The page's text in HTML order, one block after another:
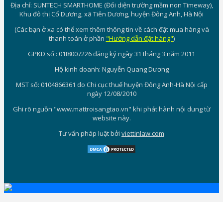
Địa chỉ: SUNTECH SMARTHOME (Đối diện trường mầm non Timeway),
Khu đô thị Cổ Dương, xã Tiên Dương, huyện Đông Anh, Hà Nội
(Các bạn ở xa có thể xem thêm thông tin về cách đặt mua hàng và
thanh toán ở phần "Hướng dẫn đặt hàng")
GPKD số : 01I8007226 đăng ký ngày 31 tháng 3 năm 2011
Hộ kinh doanh: Nguyễn Quang Dương
MST số: 0104866361 do Chi cục thuế huyện Đông Anh-Hà Nội cấp
ngày 12/08/2010
Ghi rõ nguồn "www.mattroisangtao.vn" khi phát hành nội dung từ
website này.
Tư vấn pháp luật bởi viettinlaw.com